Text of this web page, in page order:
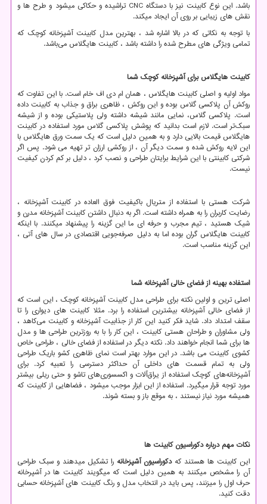
باشد. این نوع کابینت نیز با دستگاه CNC تراشیده و حکاکی می­شود و طرح­ ها و
نقش ­های زیبایی بر روی آن ایجاد می­کند.
با توجه به نکاتی که در بالا اشاره شد ، بهترین مدل کابینت آشپزخانه کوچک که
تمامی ویژگی های مطرح شده را داشته باشد ، کابینت هایگلاس می‌باشد.
کابینت هایگلاس برای آشپزخانه کوچکشما
مواد اولیه و اصلی کابینت هایگلاس ، همان ام دی اف خام است. با این تفاوت که
روکش آن پلاکسی گلاس بوده و این روکش ، ظاهری براق و جذاب به کابینت داده
است. پلاکسی گلاس، نمایی مانند شیشه داشته ولی پلاستیکی بوده و از شیشه
سبکتر است. لازم است بدانید که پوشش پلاکسی گلاس مورد استفاده در کابینت
هایگلاس قیمت بالایی دارد و به همین دلیل است که یک سمت ورق هایگلاس با
این لایه روکش شده و سمت دیگر آن ، از روکشی ارزان تر تهیه می شود. پس اگر
شرکتی کابینتی با این شرایط برایتان طراحی و نصب کرد ، دلیل بر کم کردن کیفیت
نیست.
شرکت هستی با استفاده از متریال باکیفیت فوق العاده در کابینت آشپزخانه ،
رضایت کاربران را به همراه داشته است. اگر به دنبال داشتن کابینت آشپزخانه مدرن و
شیک هستید ، تیم مجرب و حرفه ای ما این گزینه را پیشنهاد میکنند. با اینکه
کابینت هایگلاس گران بوده اما به دلیل صرفه‌جویی اقتصادی در سال های آتی ،
این گزینه مناسب است.
استفاده بهینه از فضای خالی آشپزخانهشما
اصلی ترین و اولین نکته برای طراحی مدل کابینت آشپزخانه کوچک ، این است که
از فضای خالی آشپزخانه بیشترین استفاده را برد. مثلا کابینت های دیواری را تا
سقف امتداد داد. شاید فکر کنید این کار از جذابیت آشپزخانه و کابینت می‌کاهد ،
ولی مشاوران و طراحان هستی کابینت ، این کار را با به روزترین طراحی‌ ها و مدل
‌ها برای شما انجام خواهند داد. نکته دیگر در استفاده از فضای خالی ، طراحی خاص
کشوی کابینت می ‌باشد. در این موارد بهتر است نمای ظاهری کشو باریک طراحی
ولی به تمام قسمت های داخلی آن حداکثر دسترسی را تعبیه کرد. برای
آشپزخانه‌های کوچک استفاده از یراق‌آلات و اکسسوری‌های تاشو و حتی ریلی بیشتر
مورد توجه قرار میگیرد. استفاده از این ابزار موجب میشود ، فضاهایی از کابینت که
همیشه مورد نیاز نیستند ، به موقع باز و بسته شوند.
نکات مهم درباره دکوراسیون کابینت ها
این کابینت ها هستند کهدکوراسیون آشپزخانه را تشکیل میدهند و سبک طراحی
آن را مشخص میکنند به همین دلیل است که میگویند کابینت ها در آشپرخانه
حرف اول را میزنند، پس باید در انتخاب مدل و رنگ کابینت های آشپزخانه حسابی
دقت کنید.